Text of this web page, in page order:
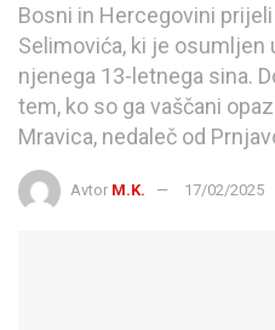
Bosni in Hercegovini
Selimovića, ki je osumljen
njenega 13-letnega sina.
tem, ko so ga vaščani
Mravica, nedaleč od
Avtor M.K. 17/02/2025